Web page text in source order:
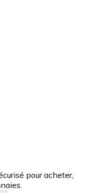
pour acheter,